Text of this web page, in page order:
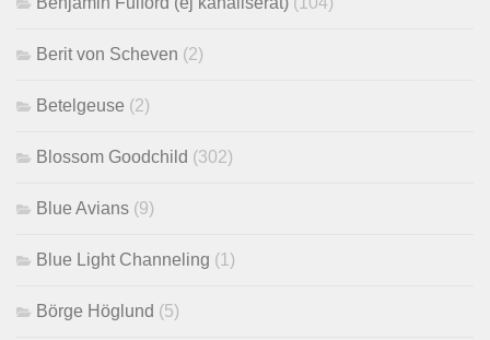
Berit von Scheven (2)
Betelgeuse (2)
Blossom Goodchild (302)
Blue Avians (9)
Blue Light Channeling (1)
Börge Höglund (5)